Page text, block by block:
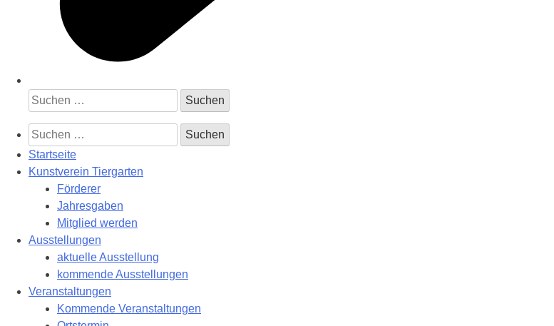
Suchen
nach:
Suchen
nach:
Startseite
Kunstverein Tiergarten
Förderer
Jahresgaben
Mitglied werden
Ausstellungen
aktuelle Ausstellung
kommende Ausstellungen
Veranstaltungen
Kommende Veranstaltungen